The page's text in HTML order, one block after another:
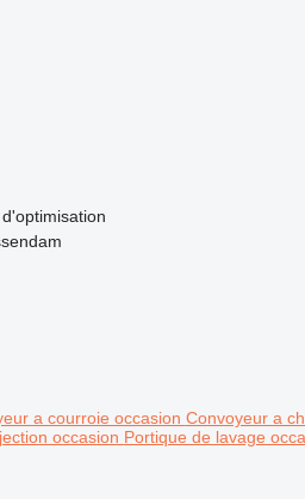
a courroie occasion Convoyeur a
occasion Portique de lavage